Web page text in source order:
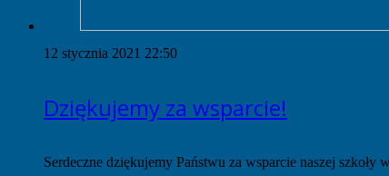
12 stycznia 2021 22:50
Dziękujemy za wsparcie!
Serdeczne dziękujemy Państwu za wsparcie naszej